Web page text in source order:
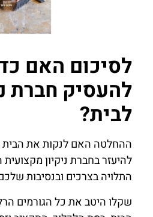
לסיכום האם
להעסיק חברת
לבית?
ההחלטה האם לנקות את
להיעזר בחברת ניקיון
התלויה בצרכים ובנסיבות
שקלו היטב את כל הגורמים